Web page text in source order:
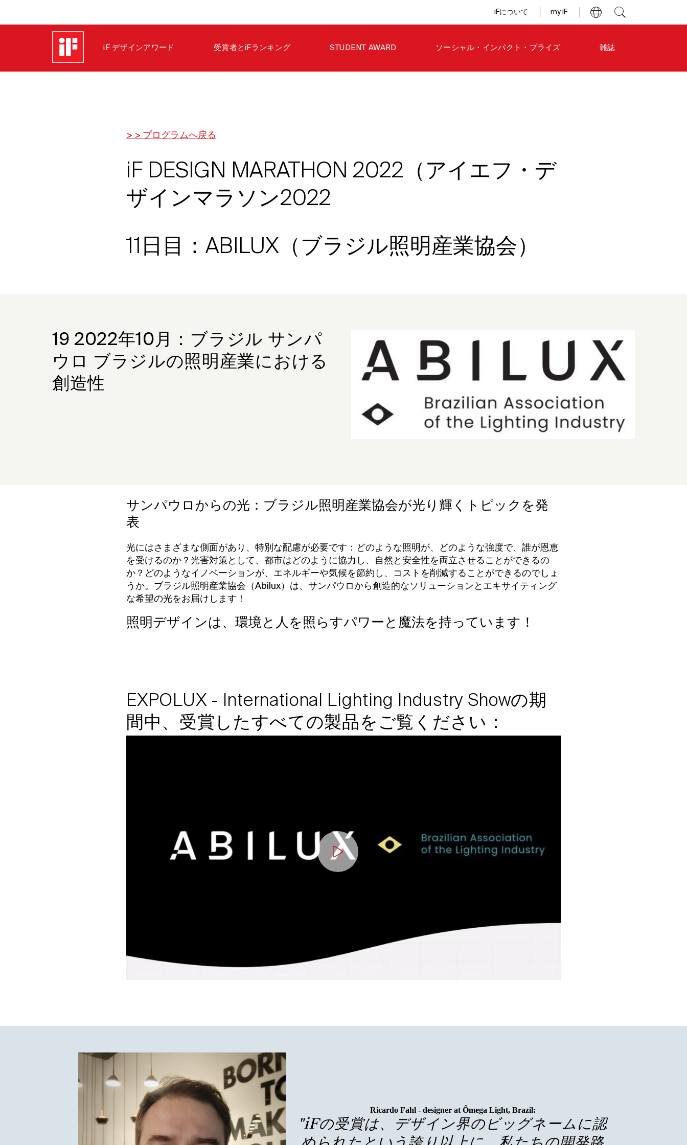
iFについて my iF
iF デザインアワード 受賞者とiFランキング STUDENT AWARD ソーシャル・インパクト・プライズ 雑誌
> > プログラムへ戻る
iF DESIGN MARATHON 2022（アイエフ・デ
ザインマラソン2022
11日目：ABILUX（ブラジル照明産業協会）
19 2022年10月：ブラジル サンパ
ウロ ブラジルの照明産業における
創造性
サンパウロからの光：ブラジル照明産業協会が光り輝くトピックを発
表
光にはさまざまな側面があり、特別な配慮が必要です：どのような照明が、どのような強度で、誰が恩恵
を受けるのか？光害対策として、都市はどのように協力し、自然と安全性を両立させることができるの
か？どのようなイノベーションが、エネルギーや気候を節約し、コストを削減することができるのでしょ
うか。ブラジル照明産業協会（Abilux）は、サンパウロから創造的なソリューションとエキサイティング
な希望の光をお届けします！
照明デザインは、環境と人を照らすパワーと魔法を持っています！
EXPOLUX - International Lighting Industry Showの期
間中、受賞したすべての製品をご覧ください：
Ricardo Fahl - designer at Ômega Light, Brazil:
"iFの受賞は、デザイン界のビッグネームに認